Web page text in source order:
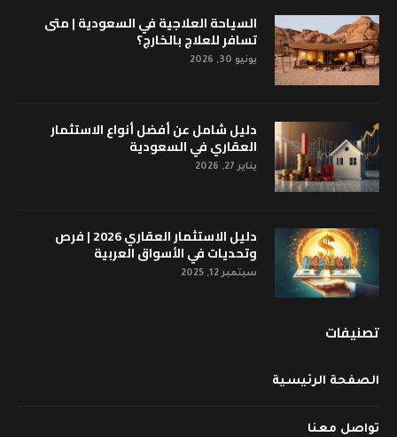
السياحة العلاجية في السعودية | متى
تسافر للعلاج بالخارج؟
يونيو 30, 2026
دليل شامل عن أفضل أنواع الاستثمار
العقاري في السعودية
يناير 27, 2026
دليل الاستثمار العقاري 2026 | فرص
وتحديات في الأسواق العربية
سبتمبر 12, 2025
تصنيفات
الصفحة الرئيسية
تواصل معنا